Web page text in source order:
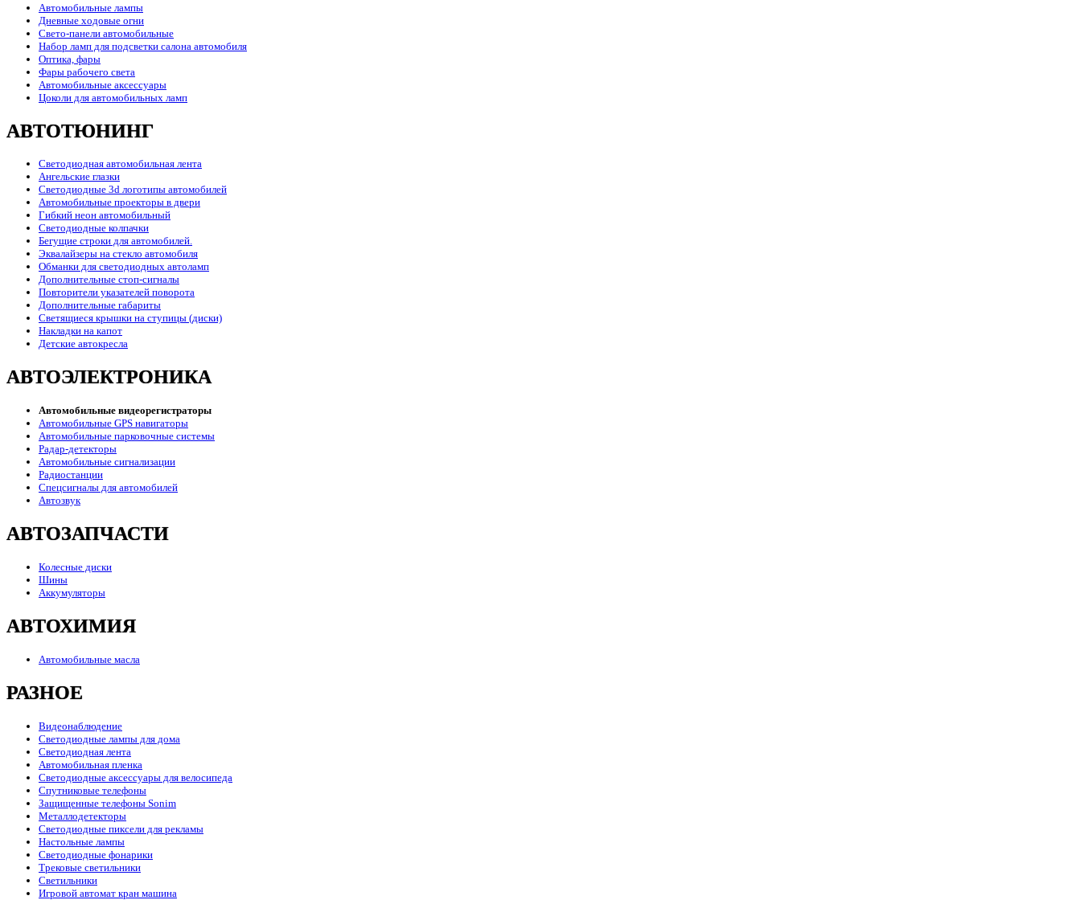
Автомобильные лампы
Дневные ходовые огни
Свето-панели автомобильные
Набор ламп для подсветки салона автомобиля
Оптика, фары
Фары рабочего света
Автомобильные аксессуары
Цоколи для автомобильных ламп
АВТОТЮНИНГ
Светодиодная автомобильная лента
Ангельские глазки
Светодиодные 3d логотипы автомобилей
Автомобильные проекторы в двери
Гибкий неон автомобильный
Светодиодные колпачки
Бегущие строки для автомобилей.
Эквалайзеры на стекло автомобиля
Обманки для светодиодных автоламп
Дополнительные стоп-сигналы
Повторители указателей поворота
Дополнительные габариты
Светящиеся крышки на ступицы (диски)
Накладки на капот
Детские автокресла
АВТОЭЛЕКТРОНИКА
Автомобильные видеорегистраторы
Автомобильные GPS навигаторы
Автомобильные парковочные системы
Радар-детекторы
Автомобильные сигнализации
Радиостанции
Спецсигналы для автомобилей
Автозвук
АВТОЗАПЧАСТИ
Колесные диски
Шины
Аккумуляторы
АВТОХИМИЯ
Автомобильные масла
РАЗНОЕ
Видеонаблюдение
Светодиодные лампы для дома
Светодиодная лента
Автомобильная пленка
Светодиодные аксессуары для велосипеда
Спутниковые телефоны
Защищенные телефоны Sonim
Металлодетекторы
Светодиодные пиксели для рекламы
Настольные лампы
Светодиодные фонарики
Трековые светильники
Светильники
Игровой автомат кран машина